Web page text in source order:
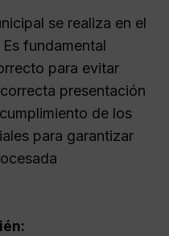
se realiza en el
fundamental
para evitar
presentación
de los
para garantizar